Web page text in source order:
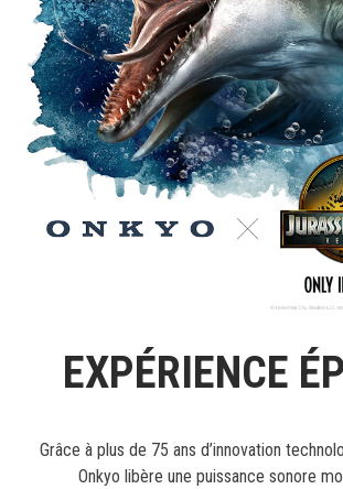
EXPÉRIENCE
Grâce à plus de 75 ans d’innovation
Onkyo libère une puissance sonore